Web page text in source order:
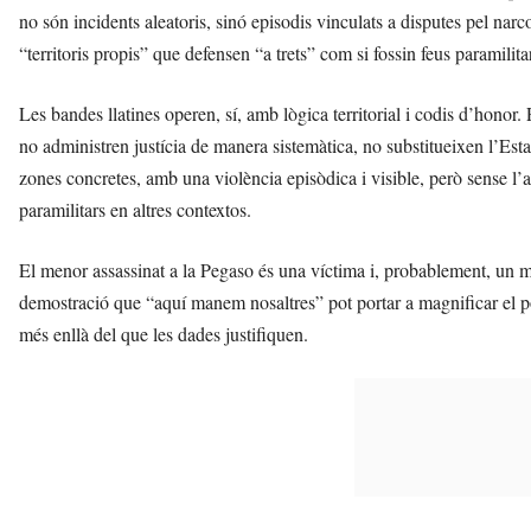
no són incidents aleatoris, sinó episodis vinculats a disputes pel
“territoris propis” que defensen “a trets” com si fossin feus
Les bandes llatines operen, sí, amb lògica territorial i codis
no administren justícia de manera sistemàtica, no substitueixen
zones concretes, amb una violència episòdica i visible, però sense
paramilitars en altres contextos.
El menor assassinat a la Pegaso és una víctima i, probablement, un
demostració que “aquí manem nosaltres” pot portar a magnificar el
més enllà del que les dades justifiquen.